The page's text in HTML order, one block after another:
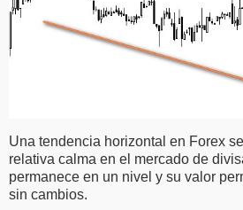
Una tendencia horizontal en Forex
relativa calma en el mercado de
permanece en un nivel y su valor
sin cambios.